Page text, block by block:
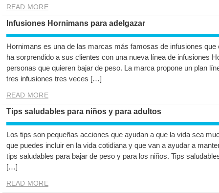
READ MORE
Infusiones Hornimans para adelgazar
Hornimans es una de las marcas más famosas de infusiones
ha sorprendido a sus clientes con una nueva línea de infusiones
personas que quieren bajar de peso. La marca propone un plan
tres infusiones tres veces […]
READ MORE
Tips saludables para niños y para adultos
Los tips son pequeñas acciones que ayudan a que la vida sea
que puedes incluir en la vida cotidiana y que van a ayudar a
tips saludables para bajar de peso y para los niños. Tips
[…]
READ MORE